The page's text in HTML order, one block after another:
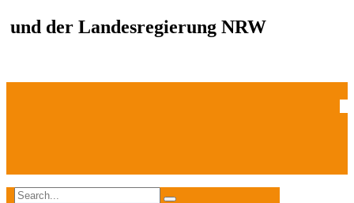
und der Landesregierung NRW